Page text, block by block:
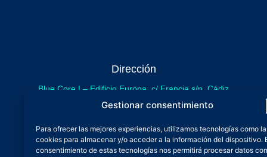
Gestionar consentimiento
Para ofrecer las mejores experiencias, utilizamos tecnologías como
cookies para almacenar y/o acceder a la información del dispositivo.
consentimiento de estas tecnologías nos permitirá procesar datos
Dirección
Blue Core I – Edificio Europa, c/ Francia s/n. Cádiz
sede provisional de Blue Core - Incubazul
próximamente.
Teléfono y Whatsapp